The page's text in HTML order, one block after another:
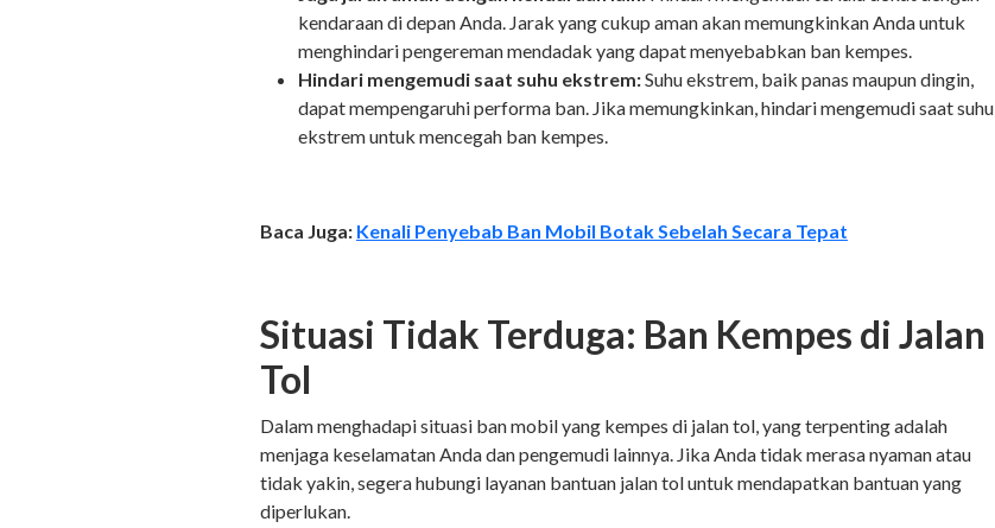
kendaraan di depan Anda. Jarak yang cukup aman akan memungkinkan Anda untuk
menghindari pengereman mendadak yang dapat menyebabkan ban kempes.
Hindari mengemudi saat suhu ekstrem:Suhu ekstrem, baik panas maupun dingin,
dapat mempengaruhi performa ban. Jika memungkinkan, hindari mengemudi saat suhu
ekstrem untuk mencegah ban kempes.
Baca Juga: Kenali Penyebab Ban Mobil Botak Sebelah Secara Tepat
Situasi Tidak Terduga: Ban Kempes di Jalan
Tol
Dalam menghadapi situasi ban mobil yang kempes di jalan tol, yang terpenting adalah
menjaga keselamatan Anda dan pengemudi lainnya. Jika Anda tidak merasa nyaman atau
tidak yakin, segera hubungi layanan bantuan jalan tol untuk mendapatkan bantuan yang
diperlukan.